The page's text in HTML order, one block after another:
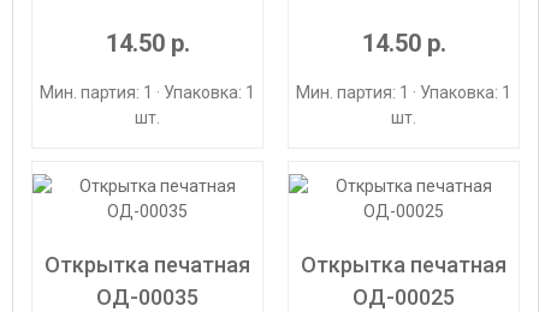
14.50 р.
Мин. партия: 1 · Упаковка: 1
шт.
14.50 р.
Мин. партия: 1 · Упаковка: 1
шт.
Открытка печатная
ОД-00035
Открытка печатная
ОД-00025